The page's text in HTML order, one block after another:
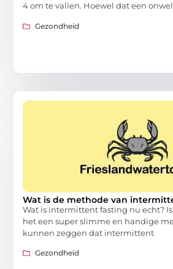
4 om te vallen. Hoewel dat een
Gezondheid
Wat is de methode van
Wat is intermittent fasting nu echt?
het een super slimme en handige
kunnen zeggen dat intermittent
Gezondheid